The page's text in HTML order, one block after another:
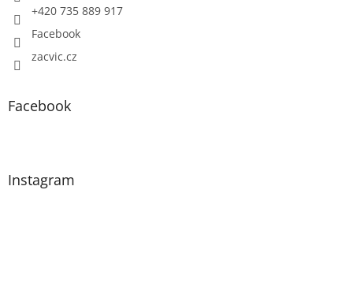
+420 735 889 917
Facebook
zacvic.cz
Facebook
Instagram